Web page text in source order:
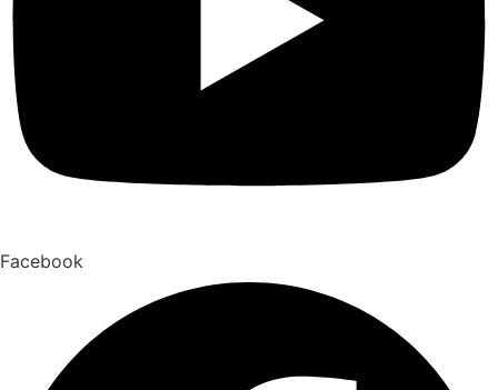
Facebook